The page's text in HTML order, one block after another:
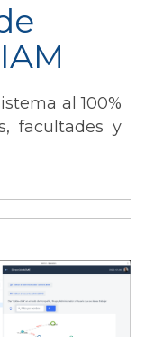
al 100%
facultades y